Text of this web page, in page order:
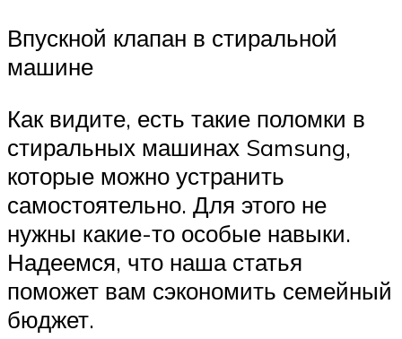
Впускной клапан в стиральной
машине
Как видите, есть такие поломки в
стиральных машинах Samsung,
которые можно устранить
самостоятельно. Для этого не
нужны какие-то особые навыки.
Надеемся, что наша статья
поможет вам сэкономить семейный
бюджет.